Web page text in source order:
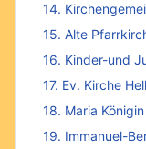
14.
15. Alte
16. Kinder-und
17. Ev. Kirche
18. Maria
19. Immanuel-